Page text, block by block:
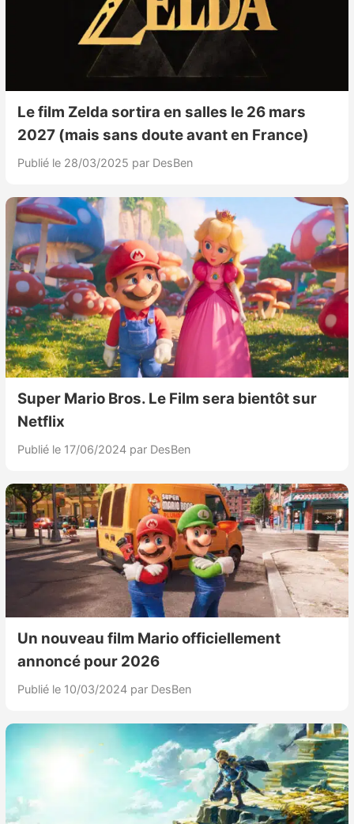
Le film Zelda sortira en salles le 26 mars
2027 (mais sans doute avant en France)
Publié le 28/03/2025 par DesBen
Super Mario Bros. Le Film sera bientôt sur
Netflix
Publié le 17/06/2024 par DesBen
Un nouveau film Mario officiellement
annoncé pour 2026
Publié le 10/03/2024 par DesBen